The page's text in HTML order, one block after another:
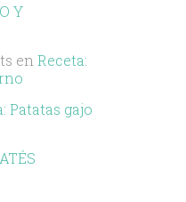
Y
en Receta:
Patatas gajo